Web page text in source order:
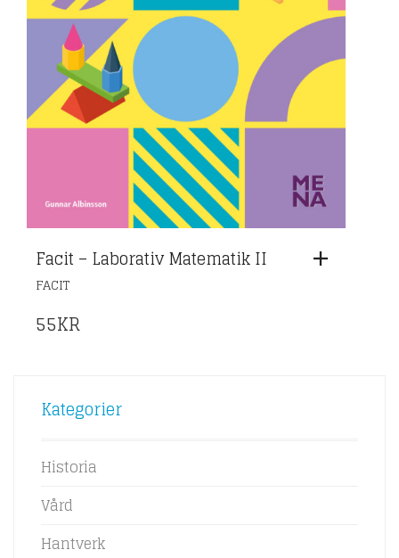
Facit – Laborativ Matematik II
FACIT
55KR
Kategorier
Historia
Vård
Hantverk